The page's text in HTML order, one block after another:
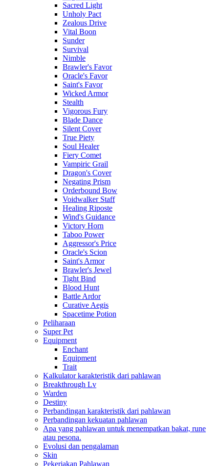
Sacred Light
Unholy Pact
Zealous Drive
Vital Boon
Sunder
Survival
Nimble
Brawler's Favor
Oracle's Favor
Saint's Favor
Wicked Armor
Stealth
Vigorous Fury
Blade Dance
Silent Cover
True Piety
Soul Healer
Fiery Comet
Vampiric Grail
Dragon's Cover
Negating Prism
Orderbound Bow
Voidwalker Staff
Healing Riposte
Wind's Guidance
Victory Horn
Taboo Power
Aggressor's Price
Oracle's Scion
Saint's Armor
Brawler's Jewel
Tight Bind
Blood Hunt
Battle Ardor
Curative Aegis
Spacetime Potion
Peliharaan
Super Pet
Equipment
Enchant
Equipment
Trait
Kalkulator karakteristik dari pahlawan
Breakthrough Lv
Warden
Destiny
Perbandingan karakteristik dari pahlawan
Perbandingan kekuatan pahlawan
Apa yang pahlawan untuk menempatkan bakat, rune
atau pesona.
Evolusi dan pengalaman
Skin
Pekerjakan Pahlawan